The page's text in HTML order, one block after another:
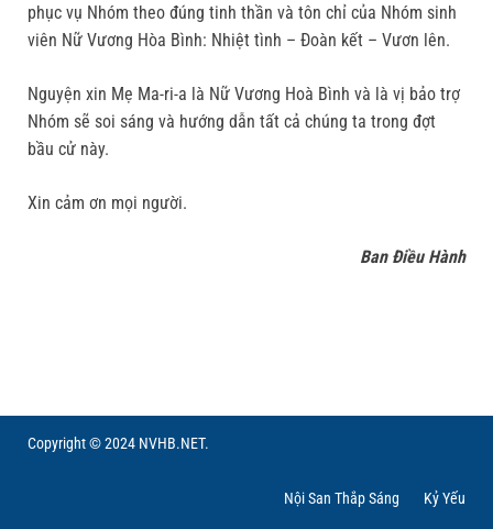
phục vụ Nhóm theo đúng tinh thần và tôn chỉ của Nhóm sinh
viên Nữ Vương Hòa Bình: Nhiệt tình – Đoàn kết – Vươn lên.
Nguyện xin Mẹ Ma-ri-a là Nữ Vương Hoà Bình và là vị bảo trợ
Nhóm sẽ soi sáng và hướng dẫn tất cả chúng ta trong đợt
bầu cử này.
Xin cảm ơn mọi người.
Ban Điều Hành
Copyright © 2024 NVHB.NET.
Nội San Thắp Sáng Kỷ Yếu